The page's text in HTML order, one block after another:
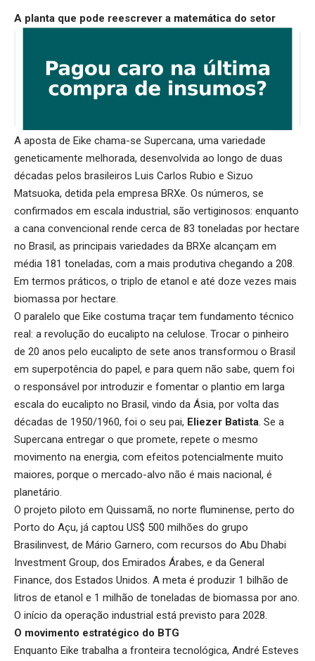
A planta que pode reescrever a matemática do setor
A aposta de Eike chama-se Supercana, uma variedade
geneticamente melhorada, desenvolvida ao longo de duas
décadas pelos brasileiros Luis Carlos Rubio e Sizuo
Matsuoka, detida pela empresa BRXe. Os números, se
confirmados em escala industrial, são vertiginosos: enquanto
a cana convencional rende cerca de 83 toneladas por hectare
no Brasil, as principais variedades da BRXe alcançam em
média 181 toneladas, com a mais produtiva chegando a 208.
Em termos práticos, o triplo de etanol e até doze vezes mais
biomassa por hectare.
O paralelo que Eike costuma traçar tem fundamento técnico
real: a revolução do eucalipto na celulose. Trocar o pinheiro
de 20 anos pelo eucalipto de sete anos transformou o Brasil
em superpotência do papel, e para quem não sabe, quem foi
o responsável por introduzir e fomentar o plantio em larga
escala do eucalipto no Brasil, vindo da Ásia, por volta das
décadas de 1950/1960, foi o seu pai, Eliezer Batista. Se a
Supercana entregar o que promete, repete o mesmo
movimento na energia, com efeitos potencialmente muito
maiores, porque o mercado-alvo não é mais nacional, é
planetário.
O projeto piloto em Quissamã, no norte fluminense, perto do
Porto do Açu, já captou US$ 500 milhões do grupo
Brasilinvest, de Mário Garnero, com recursos do Abu Dhabi
Investment Group, dos Emirados Árabes, e da General
Finance, dos Estados Unidos. A meta é produzir 1 bilhão de
litros de etanol e 1 milhão de toneladas de biomassa por ano.
O início da operação industrial está previsto para 2028.
O movimento estratégico do BTG
Enquanto Eike trabalha a fronteira tecnológica, André Esteves